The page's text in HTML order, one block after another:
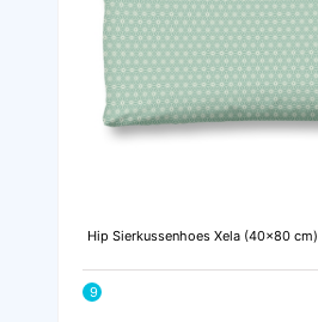
Hip Sierkussenhoes Xela (40x80 cm)
9